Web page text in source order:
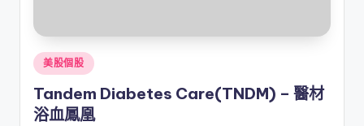
Posted
in
美股個股
Tandem Diabetes Care(TNDM) – 醫材
浴血鳳凰